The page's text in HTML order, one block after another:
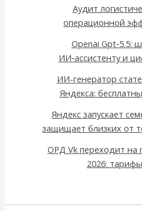
Аудит
операционной
Openai Gpt‑5.5:
ИИ‑ассистенту и
ИИ-генератор
Яндекса:
Яндекс запускает
защищает близких от
ОРД Vk переходит на
2026: